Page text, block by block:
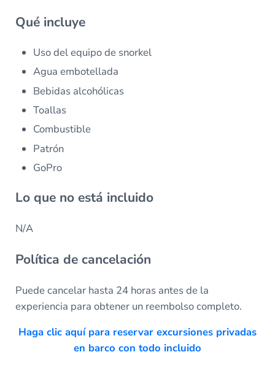
Qué incluye
Uso del equipo de snorkel
Agua embotellada
Bebidas alcohólicas
Toallas
Combustible
Patrón
GoPro
Lo que no está incluido
N/A
Política de cancelación
Puede cancelar hasta 24 horas antes de la
experiencia para obtener un reembolso completo.
Haga clic aquí para reservar excursiones privadas
en barco con todo incluido